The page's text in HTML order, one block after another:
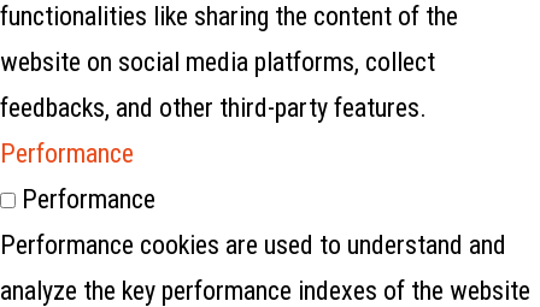
functionalities like sharing the content of the
website on social media platforms, collect
feedbacks, and other third-party features.
Performance
Performance
Performance cookies are used to understand and
analyze the key performance indexes of the website